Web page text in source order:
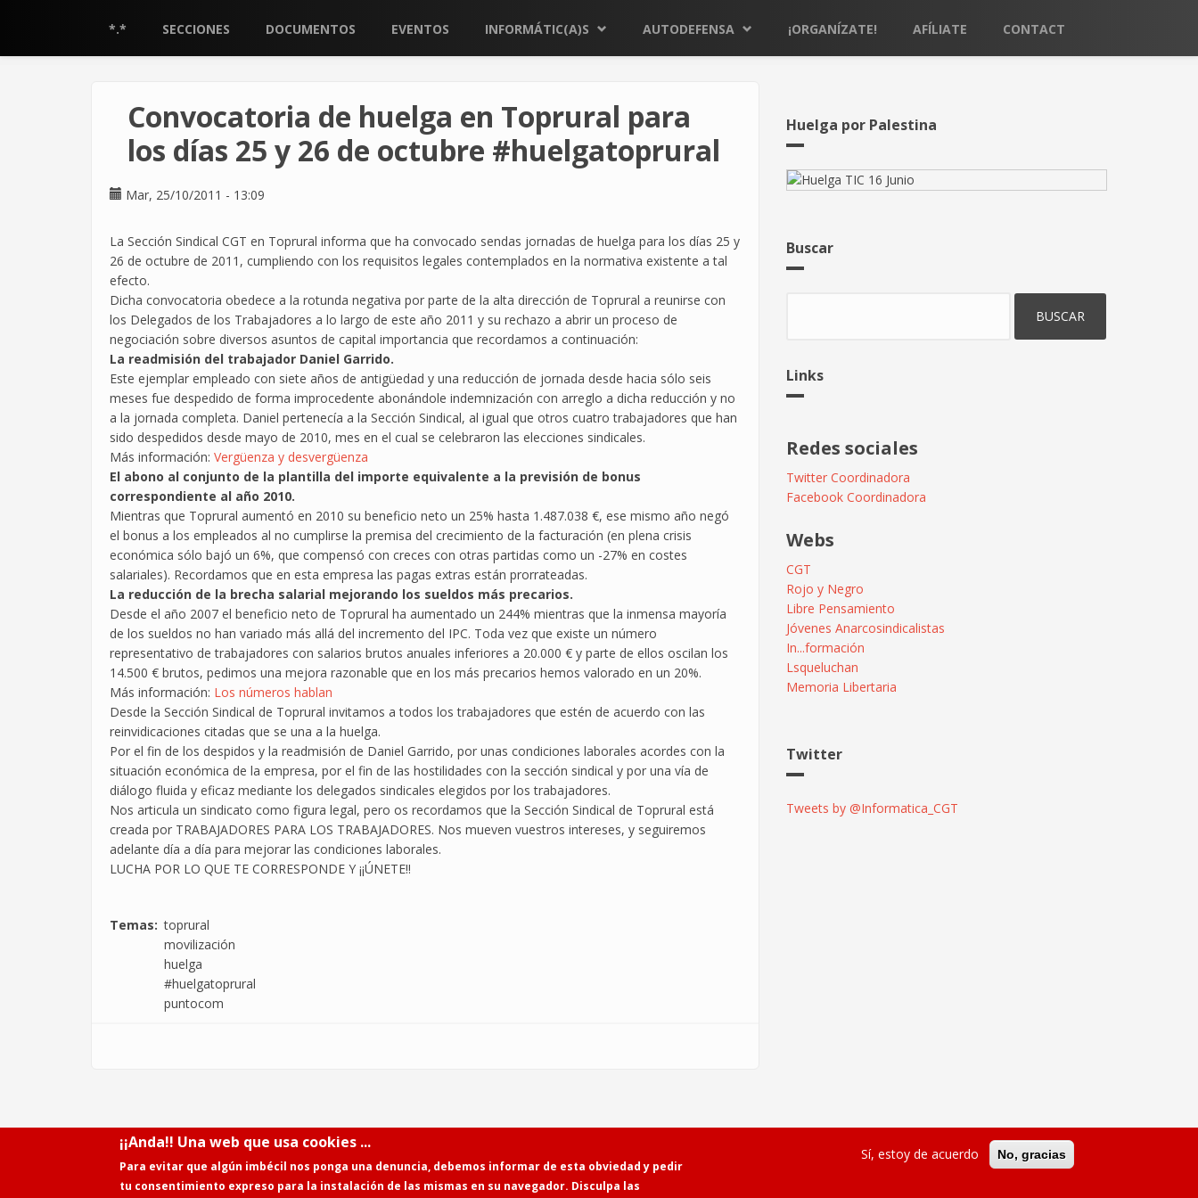
*.* SECCIONES DOCUMENTOS EVENTOS INFORMÁTIC(A)S AUTODEFENSA ¡ORGANÍZATE! AFÍLIATE CONTACT
Convocatoria de huelga en Toprural para
los días 25 y 26 de octubre #huelgatoprural
Mar, 25/10/2011 - 13:09
La Sección Sindical CGT en Toprural informa que ha convocado sendas jornadas de huelga para los días 25 y
26 de octubre de 2011, cumpliendo con los requisitos legales contemplados en la normativa existente a tal
efecto.
Dicha convocatoria obedece a la rotunda negativa por parte de la alta dirección de Toprural a reunirse con
los Delegados de los Trabajadores a lo largo de este año 2011 y su rechazo a abrir un proceso de
negociación sobre diversos asuntos de capital importancia que recordamos a continuación:
La readmisión del trabajador Daniel Garrido.
Este ejemplar empleado con siete años de antigüedad y una reducción de jornada desde hacia sólo seis
meses fue despedido de forma improcedente abonándole indemnización con arreglo a dicha reducción y no
a la jornada completa. Daniel pertenecía a la Sección Sindical, al igual que otros cuatro trabajadores que han
sido despedidos desde mayo de 2010, mes en el cual se celebraron las elecciones sindicales.
Más información: Vergüenza y desvergüenza
El abono al conjunto de la plantilla del importe equivalente a la previsión de bonus
correspondiente al año 2010.
Mientras que Toprural aumentó en 2010 su beneficio neto un 25% hasta 1.487.038 €, ese mismo año negó
el bonus a los empleados al no cumplirse la premisa del crecimiento de la facturación (en plena crisis
económica sólo bajó un 6%, que compensó con creces con otras partidas como un -27% en costes
salariales). Recordamos que en esta empresa las pagas extras están prorrateadas.
La reducción de la brecha salarial mejorando los sueldos más precarios.
Desde el año 2007 el beneficio neto de Toprural ha aumentado un 244% mientras que la inmensa mayoría
de los sueldos no han variado más allá del incremento del IPC. Toda vez que existe un número
representativo de trabajadores con salarios brutos anuales inferiores a 20.000 € y parte de ellos oscilan los
14.500 € brutos, pedimos una mejora razonable que en los más precarios hemos valorado en un 20%.
Más información: Los números hablan
Desde la Sección Sindical de Toprural invitamos a todos los trabajadores que estén de acuerdo con las
reinvidicaciones citadas que se una a la huelga.
Por el fin de los despidos y la readmisión de Daniel Garrido, por unas condiciones laborales acordes con la
situación económica de la empresa, por el fin de las hostilidades con la sección sindical y por una vía de
diálogo fluida y eficaz mediante los delegados sindicales elegidos por los trabajadores.
Nos articula un sindicato como figura legal, pero os recordamos que la Sección Sindical de Toprural está
creada por TRABAJADORES PARA LOS TRABAJADORES. Nos mueven vuestros intereses, y seguiremos
adelante día a día para mejorar las condiciones laborales.
LUCHA POR LO QUE TE CORRESPONDE Y ¡¡ÚNETE!!
Temas
toprural
movilización
huelga
#huelgatoprural
puntocom
Huelga por Palestina
Buscar
Links
Redes sociales
Twitter Coordinadora
Facebook Coordinadora
Webs
CGT
Rojo y Negro
Libre Pensamiento
Jóvenes Anarcosindicalistas
In...formación
Lsqueluchan
Memoria Libertaria
Twitter
Tweets by @Informatica_CGT
Powered byDrupal
Contacto
¡¡Anda!! Una web que usa cookies ...
Para evitar que algún imbécil nos ponga una denuncia, debemos informar de esta obviedad y pedir
tu consentimiento expreso para la instalación de las mismas en su navegador. Disculpa las
Sí, estoy de acuerdo No, gracias